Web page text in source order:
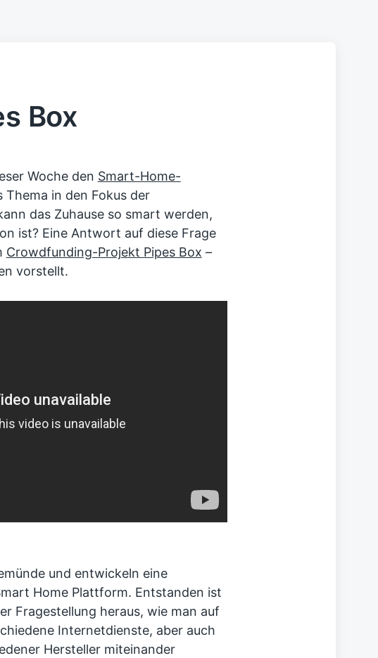
Box
Woche den Smart-Home-
Thema in den Fokus der
das Zuhause so smart werden,
ist? Eine Antwort auf diese Frage
Crowdfunding-Projekt Pipes Box –
vorstellt.
und entwickeln eine
Home Plattform. Entstanden ist
Fragestellung heraus, wie man auf
Internetdienste, aber auch
Hersteller miteinander